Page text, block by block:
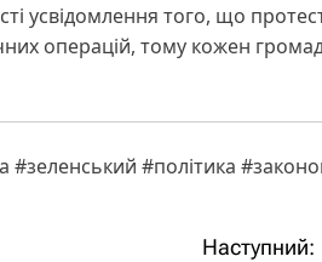
усвідомлення того, що
операцій, тому кожен
#політика
Наступний: